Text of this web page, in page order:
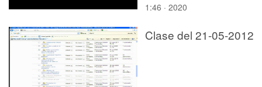
1:46 · 2020
Clase del 21-05-2012